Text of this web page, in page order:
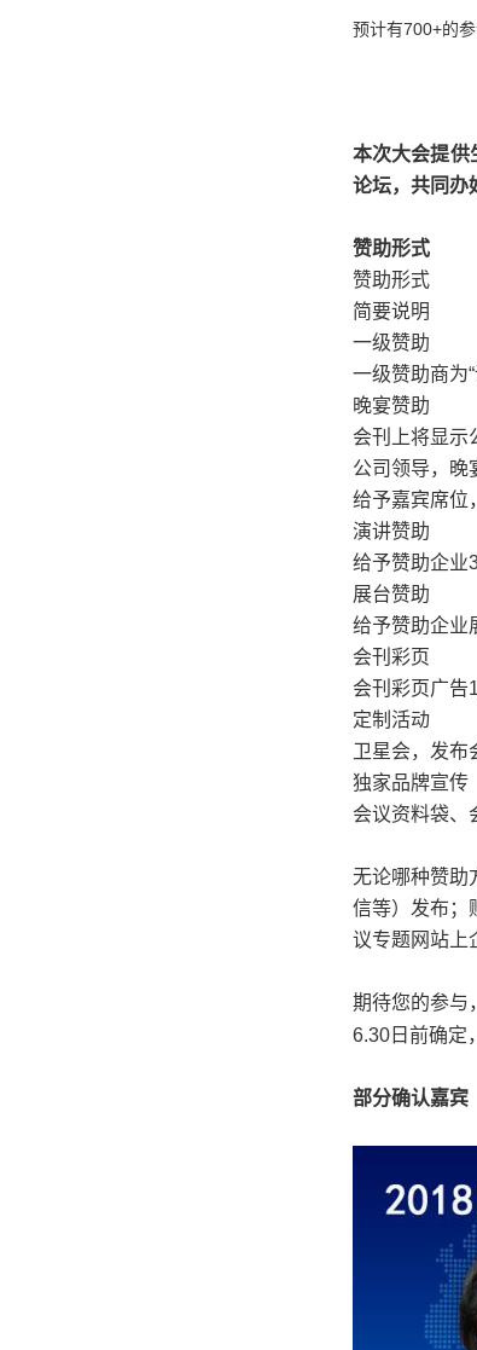
预计有700+的
本次大会提供
论坛，共同办
赞助形式
赞助形式
简要说明
一级赞助
一级赞助商为
晚宴赞助
会刊上将显示
公司领导，晚
给予嘉宾席位
演讲赞助
给予赞助企业
展台赞助
给予赞助企业
会刊彩页
会刊彩页广告
定制活动
卫星会，发布
独家品牌宣传
会议资料袋、
无论哪种赞助
信等）发布；
议专题网站上
期待您的参与
6.30日前确定
部分确认嘉宾